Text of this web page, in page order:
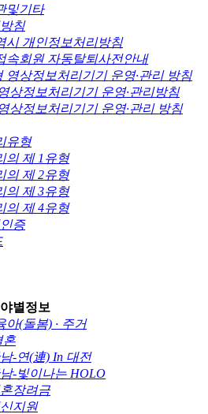
및기타
침
시 개인정보처리방침
속회원 자동탈퇴사전안내
영상정보처리기기 운영·관리 방침
상정보처리기기 운영·관리방침
상정보처리기기 운영·관리 방침
유형
의 제 1유형
의 제 2유형
의 제 3유형
의 제 4유형
증
별정보
아(돌봄) · 주거
혼
-연(連) In 대전
-빛이나는 HOLO
장려금
지원